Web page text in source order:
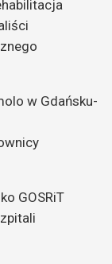
w Gdańsku-
GOSRiT